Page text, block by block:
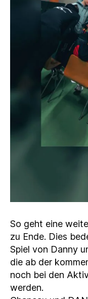
So geht eine
zu Ende. Dies
Spiel von Danny
die ab der
noch bei den
werden.